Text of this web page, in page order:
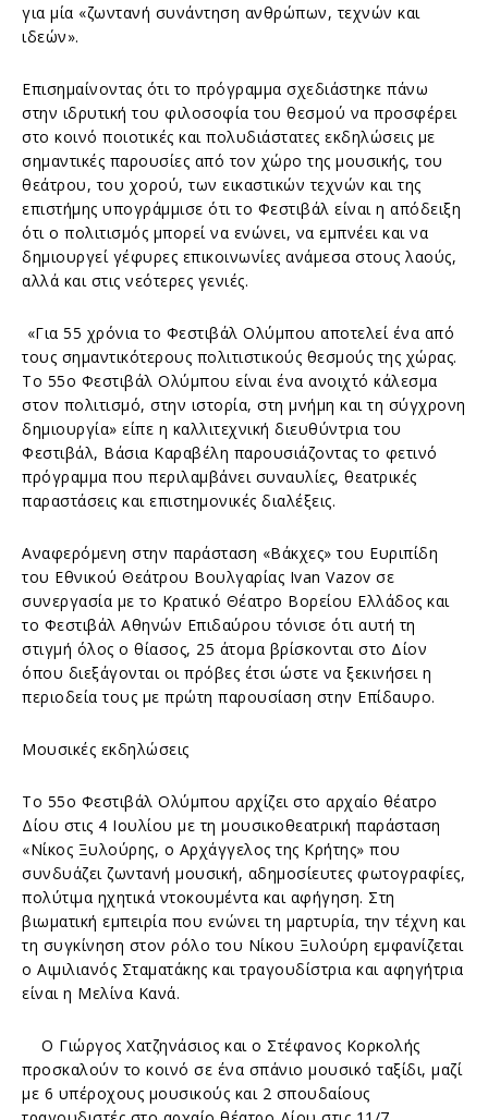
για μία «ζωντανή συνάντηση ανθρώπων, τεχνών και
ιδεών».
Επισημαίνοντας ότι το πρόγραμμα σχεδιάστηκε πάνω
στην ιδρυτική του φιλοσοφία του θεσμού να προσφέρει
στο κοινό ποιοτικές και πολυδιάστατες εκδηλώσεις με
σημαντικές παρουσίες από τον χώρο της μουσικής, του
θεάτρου, του χορού, των εικαστικών τεχνών και της
επιστήμης υπογράμμισε ότι το Φεστιβάλ είναι η απόδειξη
ότι ο πολιτισμός μπορεί να ενώνει, να εμπνέει και να
δημιουργεί γέφυρες επικοινωνίες ανάμεσα στους λαούς,
αλλά και στις νεότερες γενιές.
«Για 55 χρόνια το Φεστιβάλ Ολύμπου αποτελεί ένα από
τους σημαντικότερους πολιτιστικούς θεσμούς της χώρας.
Το 55ο Φεστιβάλ Ολύμπου είναι ένα ανοιχτό κάλεσμα
στον πολιτισμό, στην ιστορία, στη μνήμη και τη σύγχρονη
δημιουργία» είπε η καλλιτεχνική διευθύντρια του
Φεστιβάλ, Βάσια Καραβέλη παρουσιάζοντας το φετινό
πρόγραμμα που περιλαμβάνει συναυλίες, θεατρικές
παραστάσεις και επιστημονικές διαλέξεις.
Αναφερόμενη στην παράσταση «Βάκχες» του Ευριπίδη
του Εθνικού Θεάτρου Βουλγαρίας Ivan Vazov σε
συνεργασία με το Κρατικό Θέατρο Βορείου Ελλάδος και
το Φεστιβάλ Αθηνών Επιδαύρου τόνισε ότι αυτή τη
στιγμή όλος ο θίασος, 25 άτομα βρίσκονται στο Δίον
όπου διεξάγονται οι πρόβες έτσι ώστε να ξεκινήσει η
περιοδεία τους με πρώτη παρουσίαση στην Επίδαυρο.
Μουσικές εκδηλώσεις
Το 55ο Φεστιβάλ Ολύμπου αρχίζει στο αρχαίο θέατρο
Δίου στις 4 Ιουλίου με τη μουσικοθεατρική παράσταση
«Νίκος Ξυλούρης, ο Αρχάγγελος της Κρήτης» που
συνδυάζει ζωντανή μουσική, αδημοσίευτες φωτογραφίες,
πολύτιμα ηχητικά ντοκουμέντα και αφήγηση. Στη
βιωματική εμπειρία που ενώνει τη μαρτυρία, την τέχνη και
τη συγκίνηση στον ρόλο του Νίκου Ξυλούρη εμφανίζεται
ο Αιμιλιανός Σταματάκης και τραγουδίστρια και αφηγήτρια
είναι η Μελίνα Κανά.
Ο Γιώργος Χατζηνάσιος και ο Στέφανος Κορκολής
προσκαλούν το κοινό σε ένα σπάνιο μουσικό ταξίδι, μαζί
με 6 υπέροχους μουσικούς και 2 σπουδαίους